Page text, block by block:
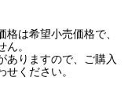
は希望小売価格で、
。
ありますので、ご購入
ください。